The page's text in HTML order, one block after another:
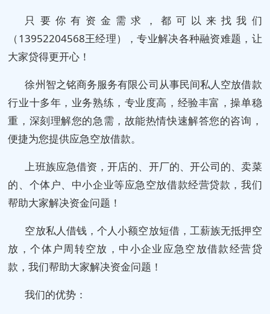
只要你有资金需求，都可以来找我们
（13952204568王经理），专业解决各种融资难题，让
大家贷得更开心！
徐州智之铭商务服务有限公司从事民间私人空放借款
行业十多年，业务熟练，专业度高，经验丰富，操单稳
重，深刻理解您的急需，故能热情快速解答您的咨询，
便捷为您提供应急空放借款。
上班族应急借资，开店的、开厂的、开公司的、卖菜
的、个体户、中小企业等应急空放借款经营贷款，我们
帮助大家解决资金问题！
空放私人借钱，个人小额空放短借，工薪族无抵押空
放，个体户周转空放，中小企业应急空放借款经营贷
款，我们帮助大家解决资金问题！
我们的优势：